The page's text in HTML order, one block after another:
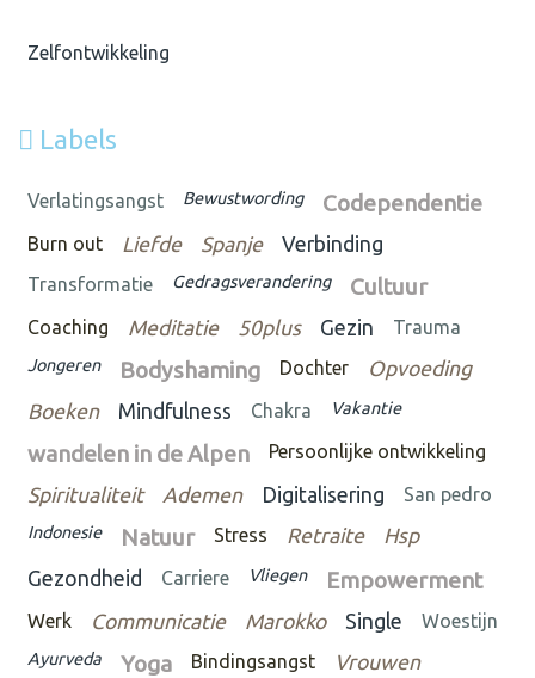
Zelfontwikkeling
Labels
Verlatingsangst Bewustwording Codependentie
Burn out Liefde Spanje Verbinding
Transformatie Gedragsverandering Cultuur
Coaching Meditatie 50plus Gezin Trauma
Jongeren Bodyshaming Dochter
Opvoeding
Boeken
Mindfulness Chakra Vakantie
wandelen in de Alpen Persoonlijke ontwikkeling
Spiritualiteit Ademen Digitalisering San pedro
Indonesie Natuur Stress Retraite
Hsp
Gezondheid
Carriere Vliegen Empowerment
Werk Communicatie Marokko Single Woestijn
Ayurveda Yoga Bindingsangst
Vrouwen